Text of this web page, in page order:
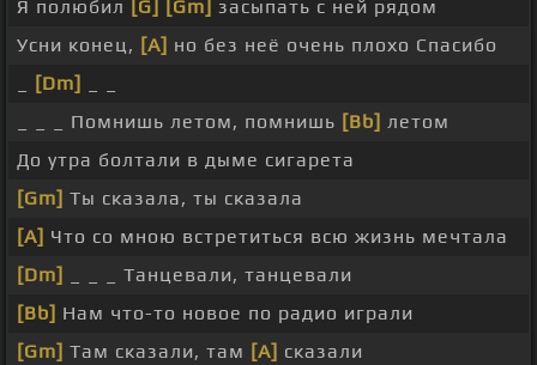
Я полюбил [G] [Gm]
засыпать с ней рядом
Усни конец, [A] но без неё очень плохо Спасибо
[Dm]
_ _ _ Помнишь летом, помнишь [Bb] летом
До утра болтали в дыме сигарета
[Gm] Ты сказала, ты сказала
[A] Что со мною встретиться всю жизнь мечтала
[Dm]
_ _ _ Танцевали, танцевали
[Bb] Нам что-то новое по радио играли
[Gm] Там сказали, там [A] сказали